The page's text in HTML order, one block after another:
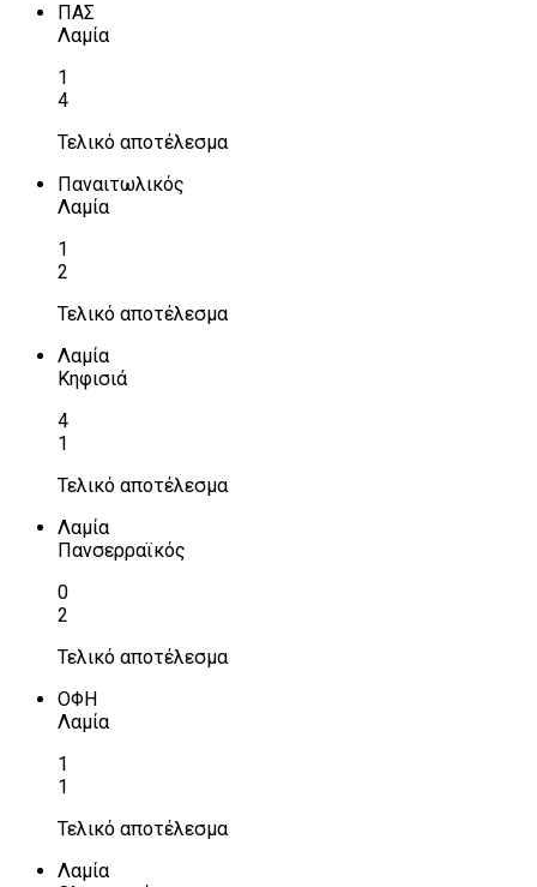
ΠΑΣ
Λαμία
1
4
Τελικό αποτέλεσμα
Παναιτωλικός
Λαμία
1
2
Τελικό αποτέλεσμα
Λαμία
Κηφισιά
4
1
Τελικό αποτέλεσμα
Λαμία
Πανσερραϊκός
0
2
Τελικό αποτέλεσμα
ΟΦΗ
Λαμία
1
1
Τελικό αποτέλεσμα
Λαμία